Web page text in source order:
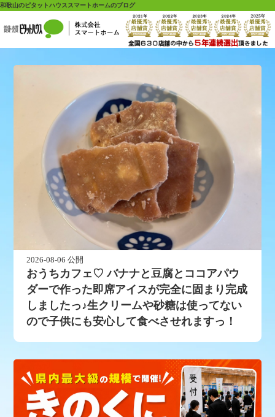
和歌山のピタットハウススマートホームのブログ
2026-08-06 公開
おうちカフェ♡ バナナと豆腐とココアパウ
ダーで作った即席アイスが完全に固まり完成
しましたっ♪生クリームや砂糖は使ってない
ので子供にも安心して食べさせれますっ！